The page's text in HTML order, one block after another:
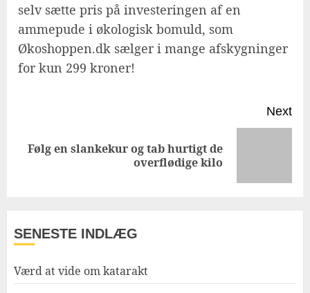
selv sætte pris på investeringen af en
ammepude i økologisk bomuld, som
Økoshoppen.dk sælger i mange afskygninger
for kun 299 kroner!
Next
Next
Følg en slankekur og tab hurtigt de
overflødige kilo
SENESTE INDLÆG
Værd at vide om katarakt